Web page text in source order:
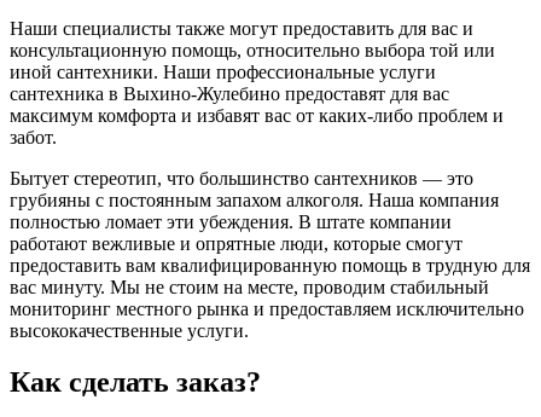
Наши специалисты также могут предоставить для вас и
консультационную помощь, относительно выбора той или
иной сантехники. Наши профессиональные услуги
сантехника в Выхино-Жулебино предоставят для вас
максимум комфорта и избавят вас от каких-либо проблем и
забот.
Бытует стереотип, что большинство сантехников — это
грубияны с постоянным запахом алкоголя. Наша компания
полностью ломает эти убеждения. В штате компании
работают вежливые и опрятные люди, которые смогут
предоставить вам квалифицированную помощь в трудную для
вас минуту. Мы не стоим на месте, проводим стабильный
мониторинг местного рынка и предоставляем исключительно
высококачественные услуги.
Как сделать заказ?